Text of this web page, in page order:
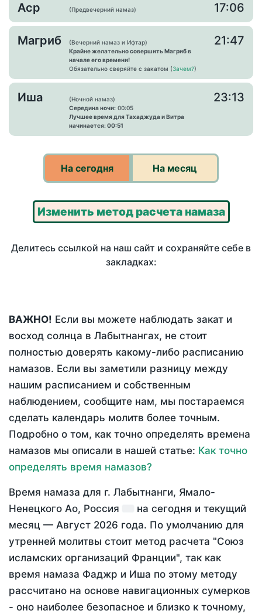
Аср (Предвечерний намаз) 17:06
Магриб
(Вечерний намаз и Ифтар)
Крайне желательно совершить Магриб в
начале его времени!
Обязательно сверяйте с закатом (Зачем?)
21:47
Иша
(Ночной намаз)
Середина ночи: 00:05
Лучшее время для Тахаджуда и Витра
начинается: 00:51
23:13
На сегодня На месяц
Изменить метод расчета намаза
Делитесь ссылкой на наш сайт и сохраняйте себе в
закладках:
ВАЖНО! Если вы можете наблюдать закат и
восход солнца в Лабытнангах, не стоит
полностью доверять какому-либо расписанию
намазов. Если вы заметили разницу между
нашим расписанием и собственным
наблюдением, сообщите нам, мы постараемся
сделать календарь молитв более точным.
Подробно о том, как точно определять времена
намазов мы описали в нашей статье: Как точно
определять время намазов?
Время намаза для г. Лабытнанги, Ямало-
Ненецкого Ао, Россия
на сегодня и текущий
месяц — Август 2026 года. По умолчанию для
утренней молитвы стоит метод расчета "Союз
исламских организаций Франции", так как
время намаза Фаджр и Иша по этому методу
рассчитано на основе навигационных сумерков
- оно наиболее безопасное и близко к точному,